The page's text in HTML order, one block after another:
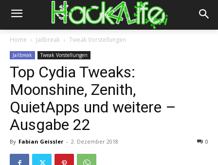
Home Jailbreak Tweak Vorstellungen
Jailbreak Tweak Vorstellungen
Top Cydia Tweaks:
Moonshine, Zenith,
QuietApps und weitere –
Ausgabe 22
By Fabian Geissler - 2. Dezember 2018 0